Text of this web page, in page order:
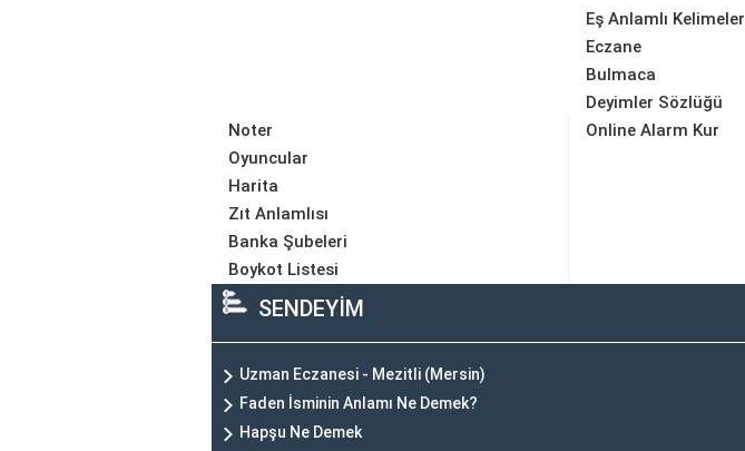
Eş Anlamlı Kelimeler
Eczane
Bulmaca
Deyimler Sözlüğü
Noter
Oyuncular
Harita
Zıt Anlamlısı
Banka Şubeleri
Boykot Listesi
Online Alarm Kur
SENDEYİM
Uzman Eczanesi - Mezitli (Mersin)
Faden İsminin Anlamı Ne Demek?
Hapşu Ne Demek